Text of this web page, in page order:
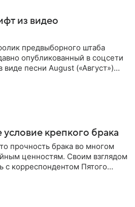
из видео
предвыборного штаба
опубликованный в соцсети
виде песни August («Август»)
условие крепкого брака
прочность брака во многом
ценностям. Своим взглядом
с корреспондентом Пятого